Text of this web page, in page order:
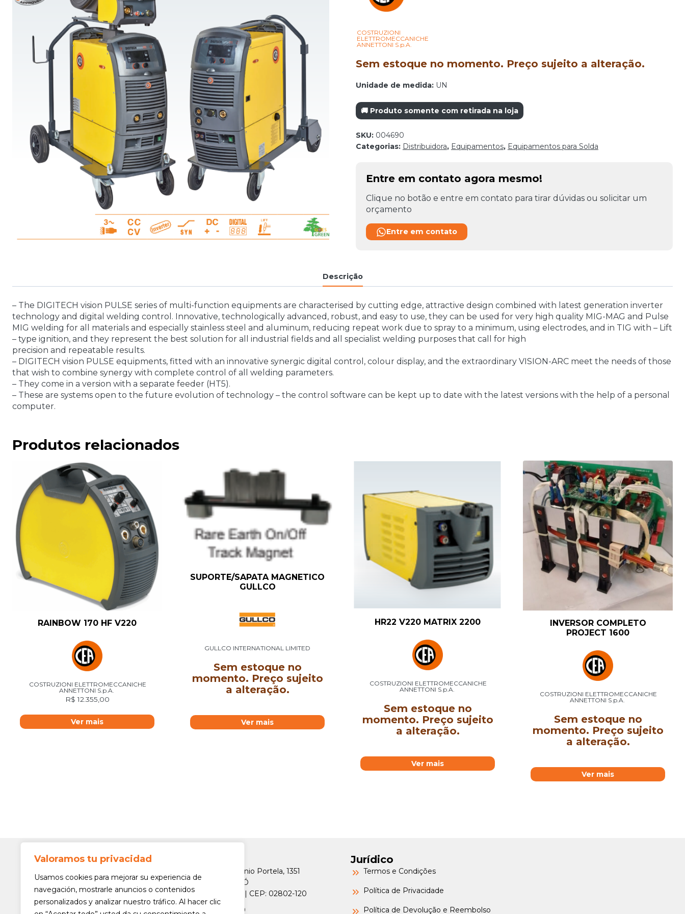
Valoramos tu privacidad
Usamos cookies para mejorar su experiencia de
navegación, mostrarle anuncios o contenidos
personalizados y analizar nuestro tráfico. Al hacer clic
COSTRUZIONI
ELETTROMECCANICHE
ANNETTONI S.p.A.
Sem estoque no momento. Preço sujeito a alteração.
Unidade de medida:UN
🚚 Produto somente com retirada na loja
SKU: 004690
Categorias: Distribuidora, Equipamentos, Equipamentos para Solda
Entre em contato agora mesmo!
Clique no botão e entre em contato para tirar dúvidas ou solicitar um
orçamento
Entre em contato
Descrição
– The DIGITECH vision PULSE series of multi-function equipments are characterised by cutting edge, attractive design combined with latest generation inverter
technology and digital welding control. Innovative, technologically advanced, robust, and easy to use, they can be used for very high quality MIG-MAG and Pulse
MIG welding for all materials and especially stainless steel and aluminum, reducing repeat work due to spray to a minimum, using electrodes, and in TIG with – Lift
– type ignition, and they represent the best solution for all industrial fields and all specialist welding purposes that call for high
precision and repeatable results.
– DIGITECH vision PULSE equipments, fitted with an innovative synergic digital control, colour display, and the extraordinary VISION-ARC meet the needs of those
that wish to combine synergy with complete control of all welding parameters.
– They come in a version with a separate feeder (HT5).
– These are systems open to the future evolution of technology – the control software can be kept up to date with the latest versions with the help of a personal
computer.
Produtos relacionados
RAINBOW 170 HF V220
COSTRUZIONI ELETTROMECCANICHE
ANNETTONI S.p.A.
R$ 12.355,00
Ver mais
SUPORTE/SAPATA MAGNETICO
GULLCO
GULLCO INTERNATIONAL LIMITED
Sem estoque no
momento. Preço sujeito
a alteração.
Ver mais
HR22 V220 MATRIX 2200
COSTRUZIONI ELETTROMECCANICHE
ANNETTONI S.p.A.
Sem estoque no
momento. Preço sujeito
a alteração.
Ver mais
INVERSOR COMPLETO
PROJECT 1600
COSTRUZIONI ELETTROMECCANICHE
ANNETTONI S.p.A.
Sem estoque no
momento. Preço sujeito
a alteração.
Ver mais
Siga-nos!
Av. Min. Petrônio Portela, 1351
Freguesia do Ó
São Paulo/SP | CEP: 02802-120
(11) 3975-6000
Jurídico
Termos e Condições
Política de Privacidade
Política de Devolução e Reembolso